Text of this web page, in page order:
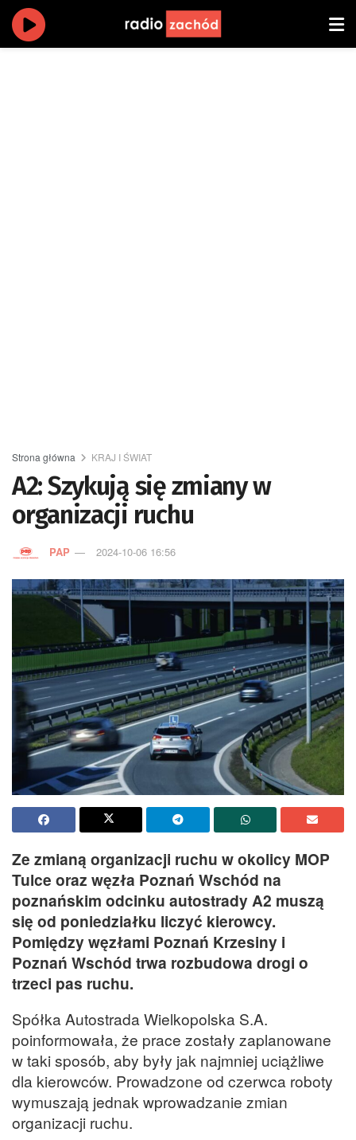
Strona główna KRAJ I ŚWIAT
A2: Szykują się zmiany w
organizacji ruchu
PAP 2024-10-06 16:56
Ze zmianą organizacji ruchu w okolicy MOP
Tulce oraz węzła Poznań Wschód na
poznańskim odcinku autostrady A2 muszą
się od poniedziałku liczyć kierowcy.
Pomiędzy węzłami Poznań Krzesiny i
Poznań Wschód trwa rozbudowa drogi o
trzeci pas ruchu.
Spółka Autostrada Wielkopolska S.A.
poinformowała, że prace zostały zaplanowane
w taki sposób, aby były jak najmniej uciążliwe
dla kierowców. Prowadzone od czerwca roboty
wymuszają jednak wprowadzanie zmian
organizacji ruchu.